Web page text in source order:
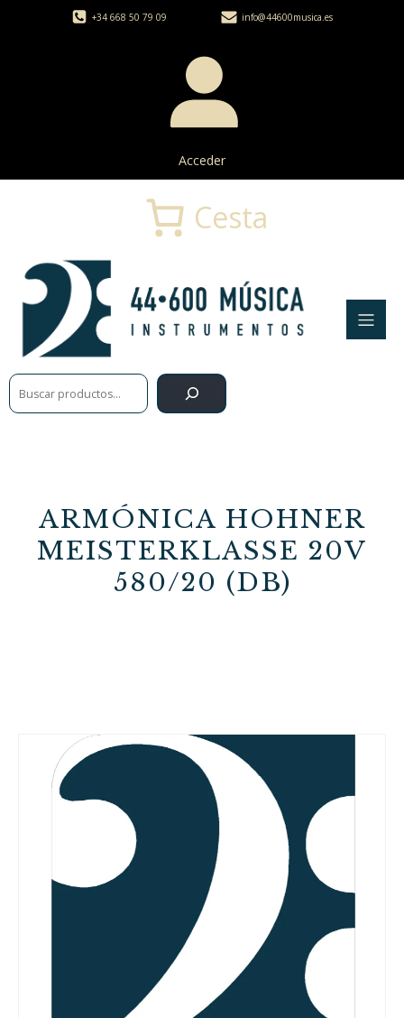
+34 668 50 79 09 info@44600musica.es
Acceder
Buscar
Cesta
ARMÓNICA HOHNER
MEISTERKLASSE 20V
580/20 (DB)